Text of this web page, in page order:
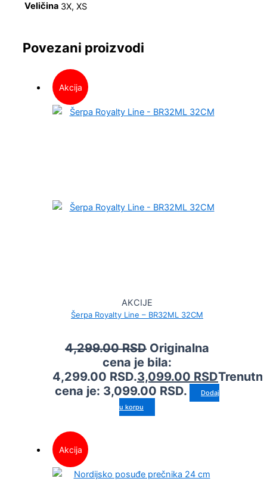
Veličina 3X, XS
Povezani proizvodi
Akcija
AKCIJE
Šerpa Royalty Line – BR32ML 32CM
4,299.00RSD Originalna
cena je bila:
4,299.00 RSD.3,099.00 RSD
cena je: 3,099.00 RSD.
Dodaj
u korpu
Akcija